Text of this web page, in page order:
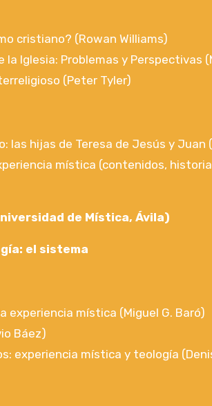
cristiano? (Rowan Williams)
la Iglesia: Problemas y Perspectivas
(Peter Tyler)
las hijas de Teresa de Jesús y Juan
mística (contenidos,
de Mística, Ávila)
el sistema
experiencia mística (Miguel G. Baró)
Báez)
experiencia mística y teología